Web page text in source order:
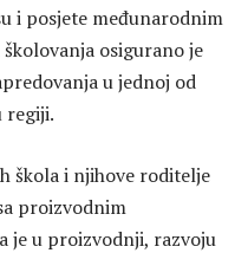
i posjete međunarodnim
osigurano je
u jednoj od
regiji.
škola i njihove roditelje
proizvodnim
je u proizvodnji, razvoju